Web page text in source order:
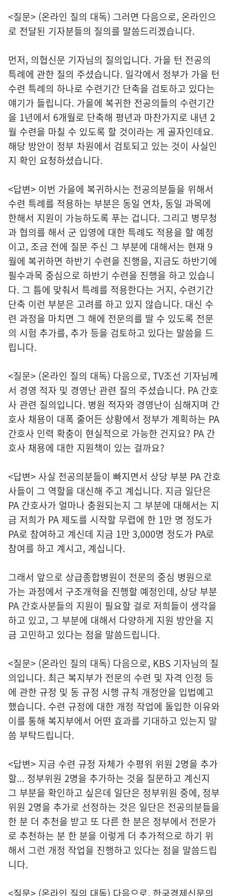
<질문> (온라인 질의 대독) 그러면 다음으로, 온라인으
로 전달된 기자분들의 질의를 말씀드리겠습니다.
먼저, 의협신문 기자님의 질의입니다. 가을 턴 전공의
특례에 관한 질의 주셨습니다. 일각에서 정부가 가을 턴
수련 특례의 하나로 수련기간 단축을 검토하고 있다는
얘기가 들립니다. 가을에 복귀한 전공의들의 수련기간
을 1년에서 6개월로 단축해 평년과 마찬가지로 내년 2
월 수련을 마칠 수 있도록 할 것이라는 게 골자인데요.
해당 방안이 정부 차원에서 검토되고 있는 것이 사실인
지 확인 요청하셨습니다.
<답변> 이번 가을에 복귀하시는 전공의분들을 위해서
수련 특례를 적용하는 부분은 동일 연차, 동일 과목에
한해서 지원이 가능하도록 푸는 겁니다. 그리고 병무청
과 협의를 해서 군 입영에 대한 특례도 적용을 할 예정
이고, 조금 전에 질문 주신 그 부분에 대해서는 현재 9
월에 복귀하면 하반기 수련을 진행을, 지금도 하반기에
필수과목 중심으로 하반기 수련을 진행을 하고 있습니
다. 그 틈에 맞춰서 특례를 적용한다는 거지, 수련기간
단축 이런 부분은 고려를 하고 있지 않습니다. 대신 수
련 과정을 마치면 그 해에 전문의를 딸 수 있도록 전문
의 시험 추가를, 추가 등을 검토하고 있다는 말씀을 드
립니다.
<질문> (온라인 질의 대독) 다음으로, TV조선 기자님께
서 경영 적자 및 경영난 관련 질의 주셨습니다. PA 간호
사 관련 질의입니다. 병원 적자와 경영난이 심해지며 간
호사 채용이 대폭 줄어든 상황에서 정부가 계획하는 PA
간호사 인력 확충이 현실적으로 가능한 건지요? PA 간
호사 채용에 대한 지원책이 있는 걸까요?
<답변> 사실 전공의분들이 빠지면서 상당 부분 PA 간호
사들이 그 역할을 대신해 주고 계십니다. 지금 일단은
PA 간호사가 얼마나 충원되는지 그 부분에 대해서는 지
금 저희가 PA 제도를 시작할 무렵에 한 1만 명 정도가
PA로 참여하고 계신데 지금 1만 3,000명 정도가 PA로
참여를 하고 계시고, 계십니다.
그래서 앞으로 상급종합병원이 전문의 중심 병원으로
가는 과정에서 구조개혁을 진행할 예정인데, 상당 부분
PA 간호사분들의 지원이 필요할 걸로 저희들이 생각을
하고 있고, 그 부분에 대해서 다양하게 지원 방안을 지
금 고민하고 있다는 점을 말씀드립니다.
<질문> (온라인 질의 대독) 다음으로, KBS 기자님의 질
의입니다. 최근 복지부가 전문의 수련 및 자격 인정 등
에 관한 규정 및 동 규정 시행 규칙 개정안을 입법예고
했습니다. 수련 규정에 대한 개정 작업에 돌입한 이유와
이를 통해 복지부에서 어떤 효과를 기대하고 있는지 말
씀 부탁드립니다.
<답변> 지금 수련 규정 자체가 수평위 위원 2명을 추가
할... 정부위원 2명을 추가하는 것을 질문하고 계신지
그 부분을 확인하고 싶은데 일단은 정부위원 중에, 정부
위원 2명을 추가로 선정하는 것은 일단은 전공의분들을
한 분 더 추천을 받고 또 다른 한 분은 정부에서 전문가
로 추천하는 분 한 분을 이렇게 더 추가적으로 하기 위
해서 그런 개정 작업을 진행하고 있다는 점을 말씀드립
니다.
<질문> (온라인 질의 대독) 다음으로, 한국경제신문의